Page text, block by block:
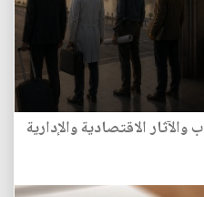
الاقتصادية والإدارية